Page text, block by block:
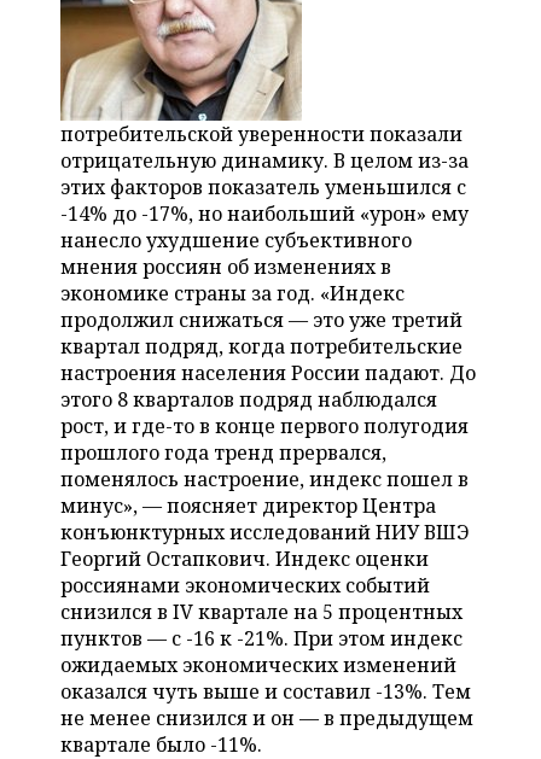
потребительской уверенности показали
отрицательную динамику. В целом из-за
этих факторов показатель уменьшился с
-14% до -17%, но наибольший «урон» ему
нанесло ухудшение субъективного
мнения россиян об изменениях в
экономике страны за год. «Индекс
продолжил снижаться — это уже третий
квартал подряд, когда потребительские
настроения населения России падают. До
этого 8 кварталов подряд наблюдался
рост, и где-то в конце первого полугодия
прошлого года тренд прервался,
поменялось настроение, индекс пошел в
минус», — поясняет директор Центра
конъюнктурных исследований НИУ ВШЭ
Георгий Остапкович. Индекс оценки
россиянами экономических событий
снизился в IV квартале на 5 процентных
пунктов — с -16 к -21%. При этом индекс
ожидаемых экономических изменений
оказался чуть выше и составил -13%. Тем
не менее снизился и он — в предыдущем
квартале было -11%.